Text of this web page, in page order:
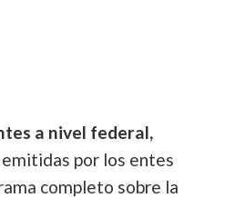
a nivel federal,
emitidas por los entes
completo sobre la